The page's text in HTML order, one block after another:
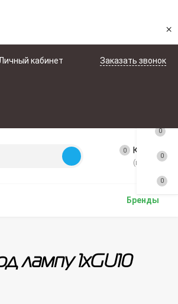
×
кабинет Заказать звонок
0 Корзина
(пусто)
Бренды
лампу 1xGU10
0
0
0